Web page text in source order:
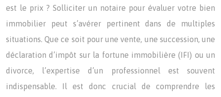
est le prix ? Solliciter un notaire pour évaluer votre bien
immobilier peut s’avérer pertinent dans de multiples
situations. Que ce soit pour une vente, une succession, une
déclaration d’impôt sur la fortune immobilière (IFI) ou un
divorce, l’expertise d’un professionnel est souvent
indispensable. Il est donc crucial de comprendre les